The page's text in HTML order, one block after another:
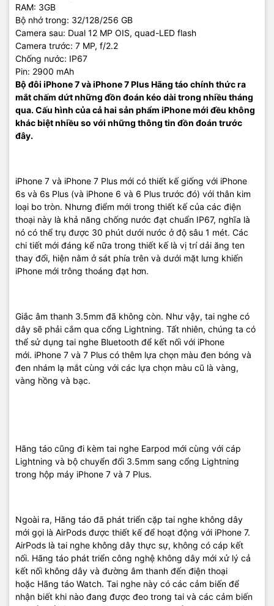
RAM: 3GB
Bộ nhớ trong: 32/128/256 GB
Camera sau: Dual 12 MP OIS, quad-LED flash
Camera trước: 7 MP, f/2.2
Chống nước: IP67
Pin: 2900 mAh
Bộ đôi iPhone 7 và iPhone 7 PlusHãng táo chính thức ra
mắt chấm dứt những đồn đoán kéo dài trong nhiều tháng
qua. Cấu hình của cả hai sản phẩm iPhone mới đều không
khác biệt nhiều so với những thông tin đồn đoán trước
đây.
iPhone 7 và iPhone 7 Plus mới có thiết kế giống với iPhone
6s và 6s Plus (và iPhone 6 và 6 Plus trước đó) với thân kim
loại bo tròn. Nhưng điểm mới trong thiết kế của các điện
thoại này là khả năng chống nước đạt chuẩn IP67, nghĩa là
nó có thể trụ được 30 phút dưới nước ở độ sâu 1 mét. Các
chi tiết mới đáng kể nữa trong thiết kế là vị trí dải ăng ten
thay đổi, hiện nằm ở sát phía trên và dưới mặt lưng khiến
iPhone mới trông thoáng đạt hơn.
Giắc âm thanh 3.5mm đã không còn. Như vậy, tai nghe có
dây sẽ phải cắm qua cổng Lightning. Tất nhiên, chúng ta có
thể sử dụng tai nghe Bluetooth để kết nối với iPhone
mới. iPhone 7 và 7 Plus có thêm lựa chọn màu đen bóng và
đen nhám lạ mắt cùng với các lựa chọn màu cũ là vàng,
vàng hồng và bạc.
Hãng táo cũng đi kèm tai nghe Earpod mới cùng với cáp
Lightning và bộ chuyển đổi 3.5mm sang cổng Lightning
trong hộp máy iPhone 7 và 7 Plus.
Ngoài ra, Hãng táo đã phát triển cặp tai nghe không dây
mới gọi là AirPods được thiết kế để hoạt động với iPhone 7.
AirPods là tai nghe không dây thực sự, không có cáp kết
nối. Hãng táo phát triển công nghệ không dây mới xử lý cả
kết nối không dây và đường âm thanh đến điện thoại
hoặc Hãng táo Watch. Tai nghe này có các cảm biến để
nhận biết khi nào đang được đeo trong tai và các cảm biến
Ảnh thực tế iPhone 7
Iphone 7 Plus không có quá nhiều thay đổi về mặt tính năng so
với thế hệ cũ, Hãy cùng chúng tôi review Iphone 7 Plus nhé.
Thiết kế iPhone được nâng cấp và dần thay đổi để hoàn hảo hơn
Review Iphone 7 Plus: về thiết kế thiết kế
Iphone 7 Plus
Trên iPhone 7 Plus, tỉ lệ sử dụng màn hình ở mặt trước vẫn quá ít,
viền màn hình vẫn quá lớn nên các bạn sẽ thấy một chiếc máy lớn
hơn so với những điện thoại khác cùng kích cỡ. Apple cũng đã gắn